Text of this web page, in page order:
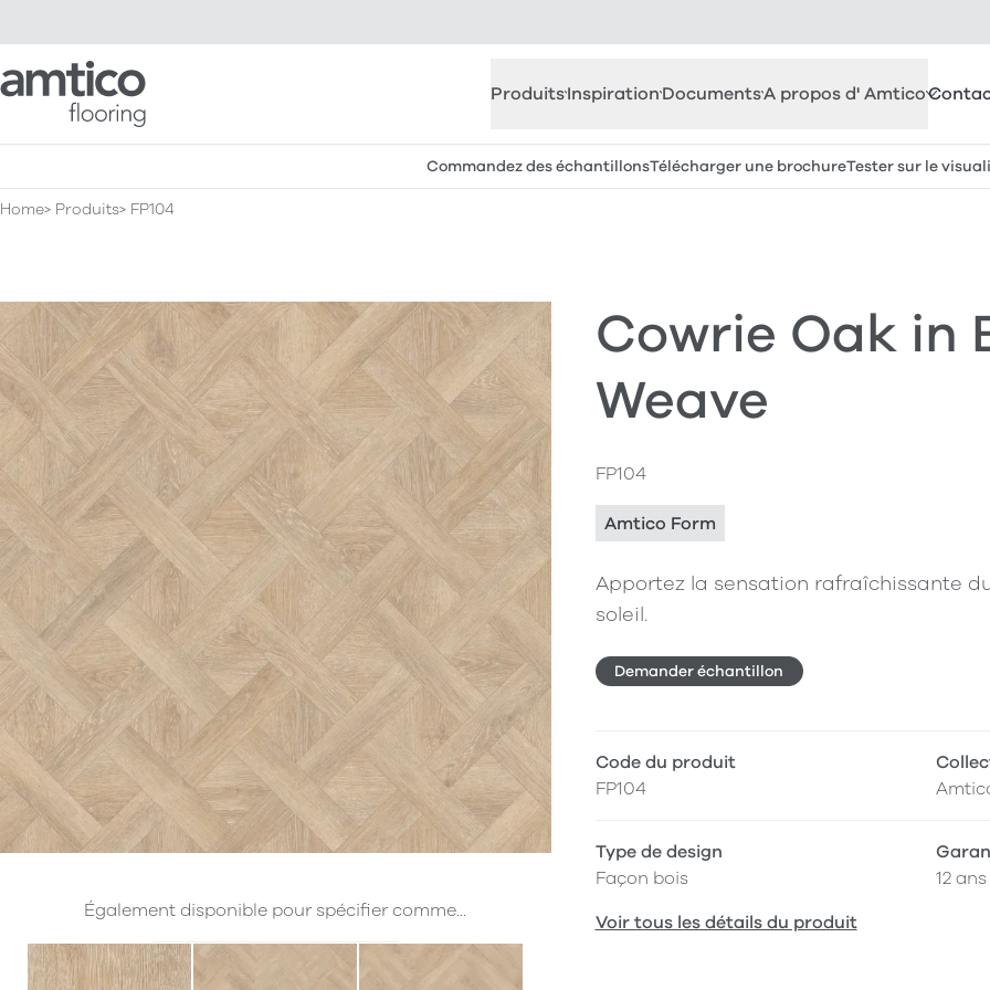
Amtico Flooring
ProduitsInspirationDocumentsA propos d' Amtico
Commandez des échantillonsTélécharger une brochureTester sur le
Home Produits FP104
Cowrie Oak in
Weave
FP104
Amtico Form
Apportez la sensation rafraîchissante
soleil.
Demander échantillon
Également disponible pour spécifier comme...
Code du produit
FP104
Type de design
Façon bois
12 ans
Voir tous les détails du produit